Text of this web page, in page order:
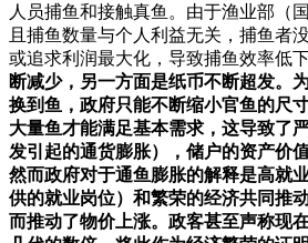
人员捕鱼和接触真鱼。由于渔业部（
且捕鱼数量与个人利益无关，捕鱼者
或追求利润最大化，导致捕鱼效率低下
断减少，另一方面是纸币不断超发。
换到鱼，政府只能不断缩小官鱼的尺
大量鱼才能满足基本需求，这导致了
发引起的通货膨胀），储户的资产价
然而政府对于通鱼膨胀的解释是高就
供的就业岗位）和繁荣的经济共同推
而推动了物价上涨。政客甚至声称现